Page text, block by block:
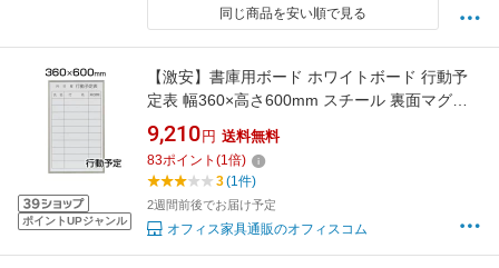
同じ商品を安い順で見る
ポイントUPジャンル
【激安】書庫用ボード ホワイトボード 行動予
定表 幅360×高さ600mm スチール 裏面マグネ
ット付 FB637Q 縦型白板 white board スケジュ
ールボード 予定表 カレンダー 36×60 おしゃれ
マーカー付き イレーザー付き 字消し付き ウォ
9,210 円 送料無料
83ポイント (1倍)
3(1件)
2週間前後でお届け予定
オフィス家具通販のオフィスコム